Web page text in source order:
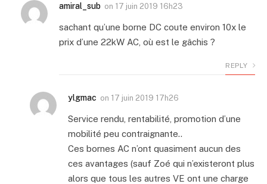
amiral_sub on 17 juin 2019 16h23
sachant qu’une borne DC coute environ 10x le
prix d’une 22kW AC, où est le gâchis ?
REPLY
ylgmac on 17 juin 2019 17h26
Service rendu, rentabilité, promotion d’une
mobilité peu contraignante..
Ces bornes AC n’ont quasiment aucun des
ces avantages (sauf Zoé qui n’existeront plus
alors que tous les autres VE ont une charge